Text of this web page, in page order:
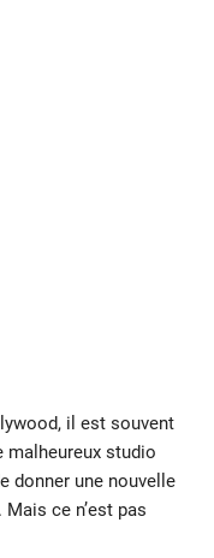
il est souvent
malheureux studio
donner une nouvelle
ce n’est pas